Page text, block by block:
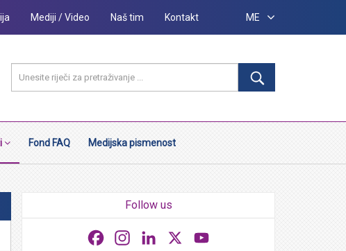
Mediji / Video Naš tim Kontakt ME
Fond FAQ Medijska pismenost
Follow us
FacebookInstagramLinkedIn